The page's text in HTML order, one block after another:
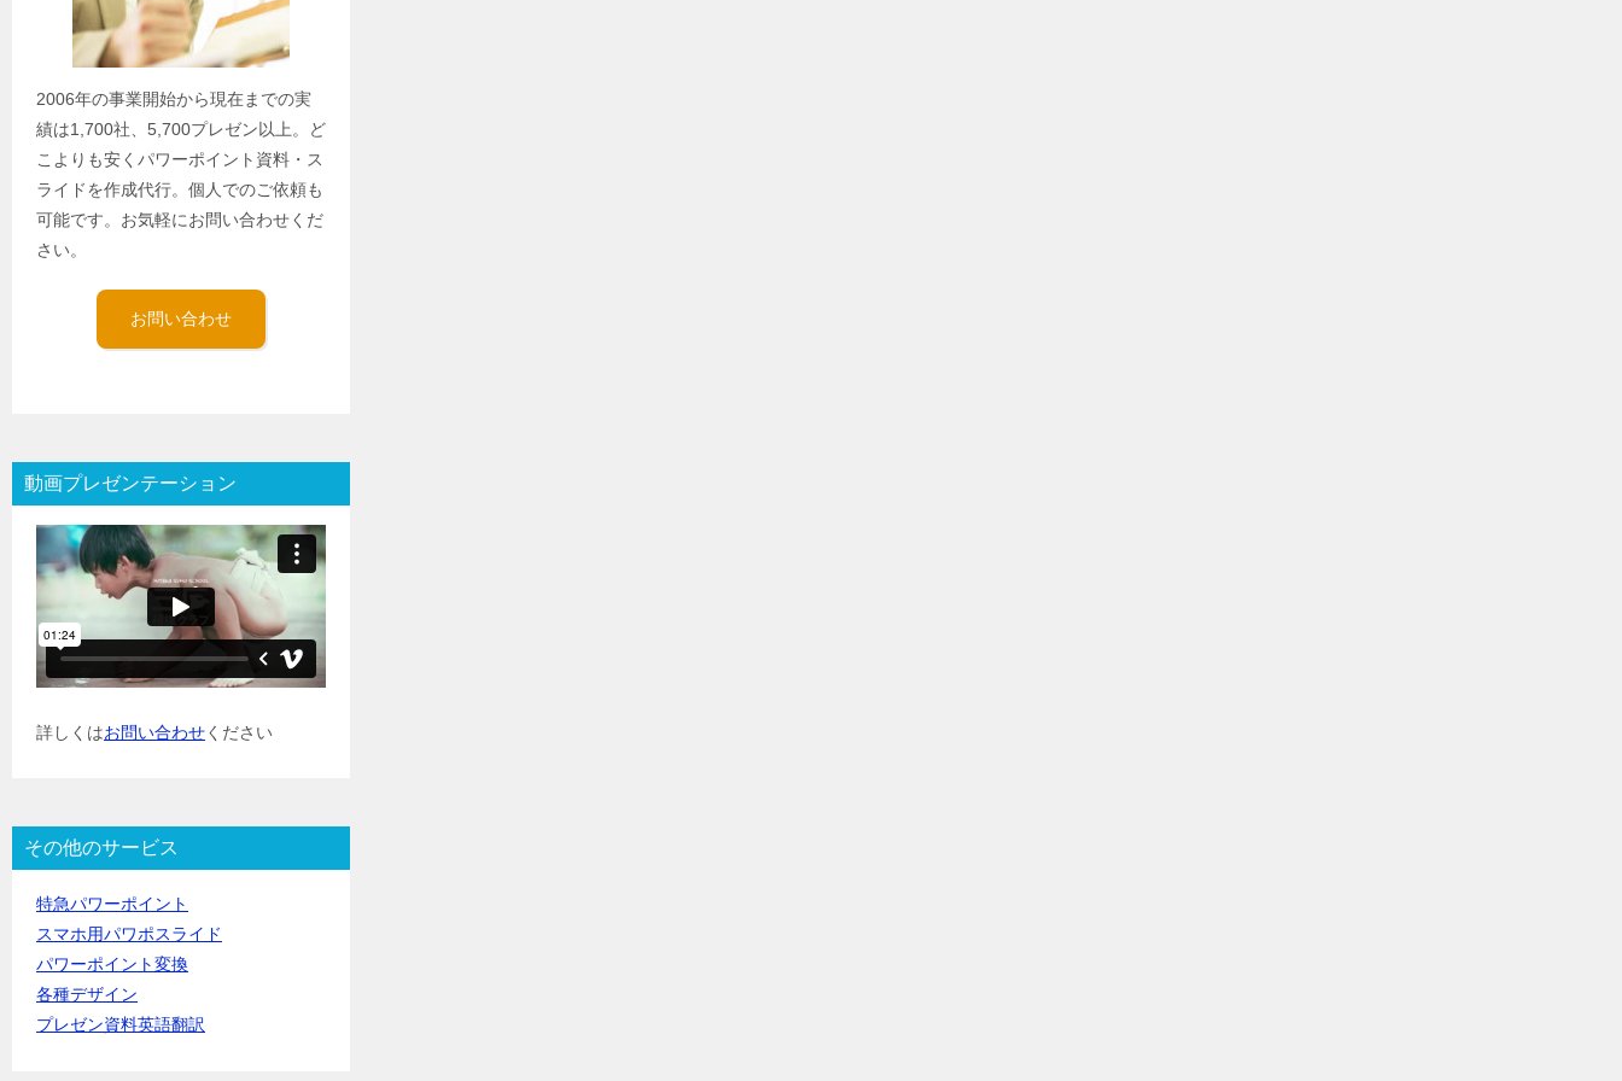
2006年の事業開始から現在までの実
績は1,700社、5,700プレゼン以上。ど
こよりも安くパワーポイント資料・ス
ライドを作成代行。個人でのご依頼も
可能です。お気軽にお問い合わせくだ
さい。
お問い合わせ
動画プレゼンテーション
詳しくはお問い合わせください
その他のサービス
特急パワーポイント
スマホ用パワポスライド
パワーポイント変換
各種デザイン
プレゼン資料英語翻訳